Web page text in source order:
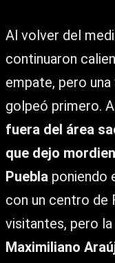
Al volver del
continuaron
empate, pero
golpeó primero.
fuera del área
que dejo
Puebla poniendo
con un centro de
visitantes, pero
Maximiliano